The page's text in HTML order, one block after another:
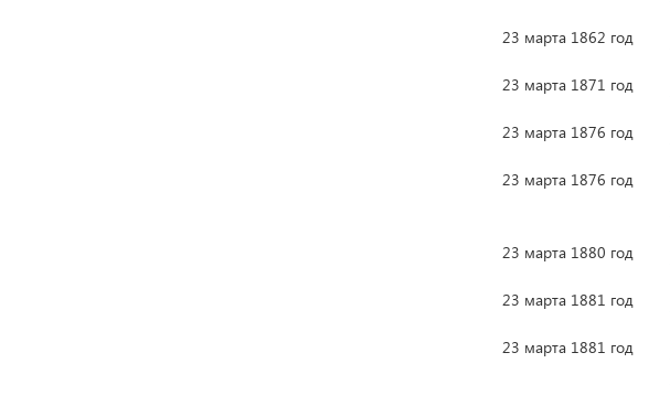
23 марта 1862 год
23 марта 1871 год
23 марта 1876 год
23 марта 1876 год
23 марта 1880 год
23 марта 1881 год
23 марта 1881 год